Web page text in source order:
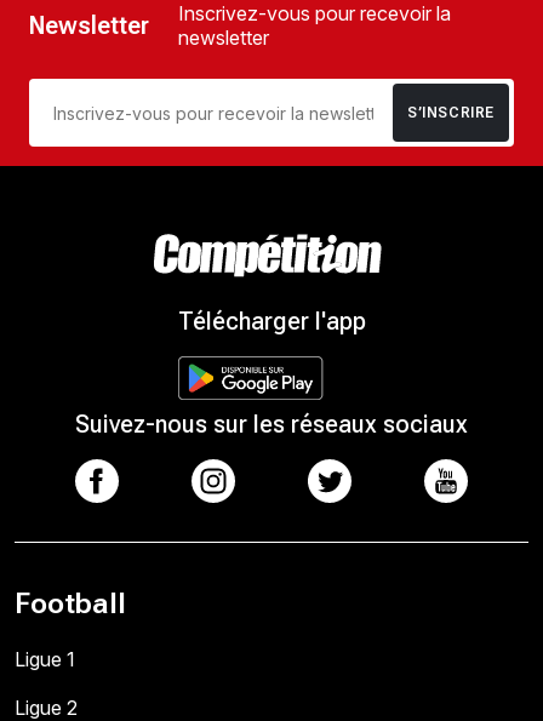
Newsletter
Inscrivez-vous pour recevoir la
newsletter
S’INSCRIRE
Télécharger l'app
Suivez-nous sur les réseaux sociaux
Football
Ligue 1
Ligue 2